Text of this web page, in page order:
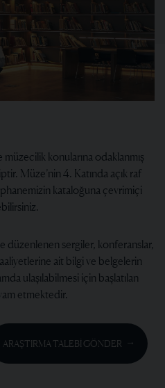
konularına odaklanmış
Müze’nin 4. Katında açık raf
kataloğuna çevrimiçi
düzenlenen sergiler, konferanslar,
ait bilgi ve belgelerin
ulaşılabilmesi için başlatılan
etmektedir.
ARAŞTIRMA TALEBİ GÖNDER